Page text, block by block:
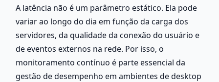
A latência não é um parâmetro estático. Ela pode
variar ao longo do dia em função da carga dos
servidores, da qualidade da conexão do usuário e
de eventos externos na rede. Por isso, o
monitoramento contínuo é parte essencial da
gestão de desempenho em ambientes de desktop